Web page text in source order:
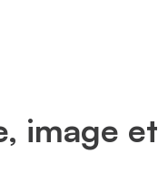
image et